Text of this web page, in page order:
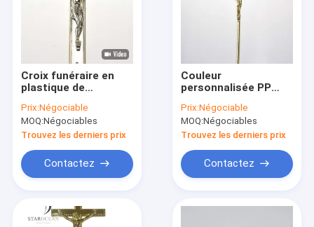
Croix funéraire en
plastique de
19.5*11cm Compact
PJ-02S
Prix:Négociable
MOQ:Négociables
Trouvez les derniers prix
Contactez
Couleur
personnalisée PP
forme de cercueil
Croix décorations
funéraires PJ-04
Prix:Négociable
MOQ:Négociables
Trouvez les derniers prix
Contactez